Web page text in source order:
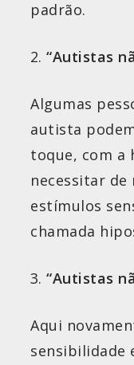
padrão.
“Autistas
Algumas
autista
toque, com a
necessitar de
estímulos
chamada
“Autistas
Aqui
sensibilidade